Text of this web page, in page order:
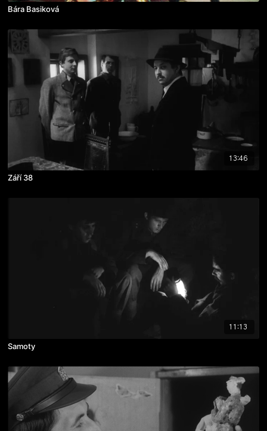
Bára Basiková
13:46
Září 38
11:13
Samoty